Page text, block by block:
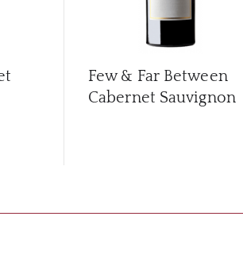
Few & Far Between
Cabernet Sauvignon